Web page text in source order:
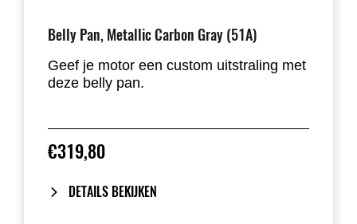
Belly Pan, Metallic Carbon Gray (51A)
Geef je motor een custom uitstraling met
deze belly pan.
€319,80
DETAILS BEKIJKEN